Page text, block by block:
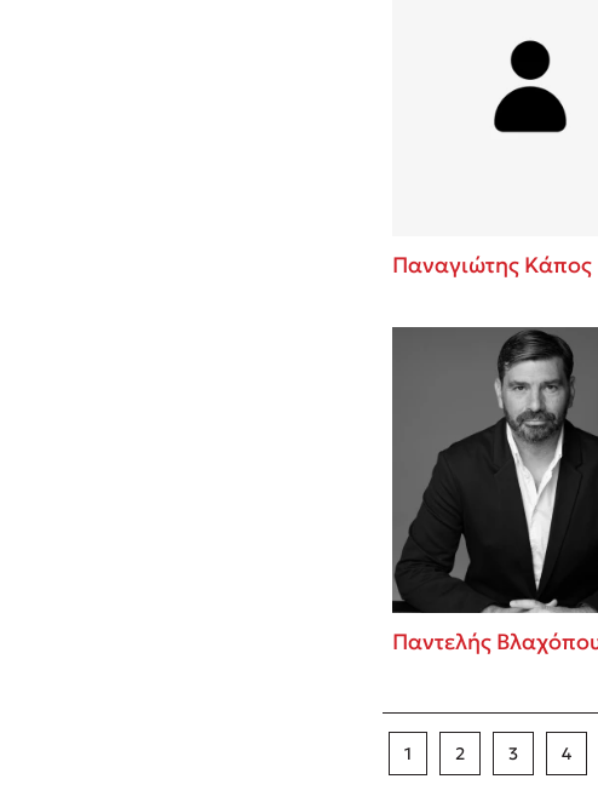
Παναγιώτης Κάπος
Παντελής
1 2 3 4